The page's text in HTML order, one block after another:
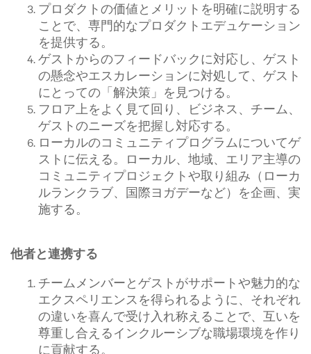
プロダクトの価値とメリットを明確に説明する
ことで、専門的なプロダクトエデュケーション
を提供する。
ゲストからのフィードバックに対応し、ゲスト
の懸念やエスカレーションに対処して、ゲスト
にとっての「解決策」を見つける。
フロア上をよく見て回り、ビジネス、チーム、
ゲストのニーズを把握し対応する。
ローカルのコミュニティプログラムについてゲ
ストに伝える。ローカル、地域、エリア主導の
コミュニティプロジェクトや取り組み（ローカ
ルランクラブ、国際ヨガデーなど）を企画、実
施する。
他者と連携する
チームメンバーとゲストがサポートや魅力的な
エクスペリエンスを得られるように、それぞれ
の違いを喜んで受け入れ称えることで、互いを
尊重し合えるインクルーシブな職場環境を作り
に貢献する。